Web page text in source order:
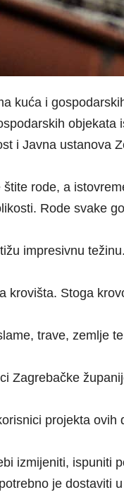
kuća i
i Javna ustanova
rode, a
Rode svake
impresivnu
Stoga
trave, zemlje
Zagrebačke
projekta
izmijeniti, ispuniti
je dostaviti